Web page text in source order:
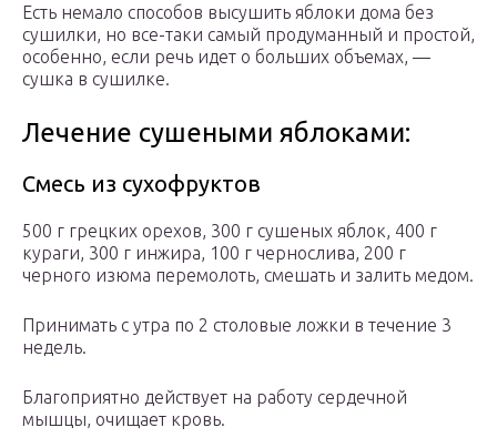
Есть немало способов высушить яблоки дома без
сушилки, но все-таки самый продуманный и простой,
особенно, если речь идет о больших объемах, —
сушка в сушилке.
Лечение сушеными яблоками:
Смесь из сухофруктов
500 г грецких орехов, 300 г сушеных яблок, 400 г
кураги, 300 г инжира, 100 г чернослива, 200 г
черного изюма перемолоть, смешать и залить медом.
Принимать с утра по 2 столовые ложки в течение 3
недель.
Благоприятно действует на работу сердечной
мышцы, очищает кровь.